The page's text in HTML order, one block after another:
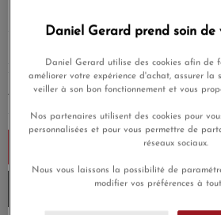
AJOUTER UNE GRAVURE(Option)
Ajouter au panier
Livré chez vous en 3 à
Daniel Gerard prend soin de
Daniel Gerard utilise des cookies afin de
améliorer votre expérience d'achat, assurer la
veiller à son bon fonctionnement et vous
Nos partenaires utilisent des cookies pour
personnalisées et pour vous permettre de
réseaux sociaux.
Nous vous laissons la possibilité de
modifier vos préférences à